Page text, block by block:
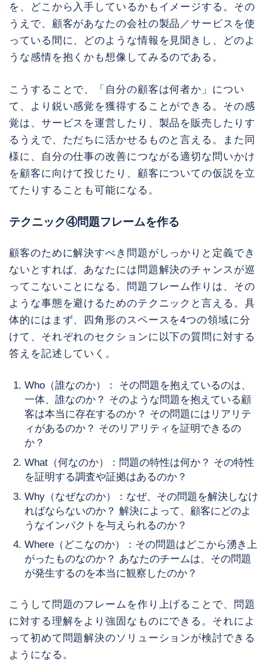
を、どこから入手しているかもイメージする。その
うえで、顧客があなたの会社の製品／サービスを使
っている間に、どのような情報を見聞きし、どのよ
うな感情を抱くかも想像してみるのである。
こうすることで、「自分の顧客は何者か」につい
て、より鋭い感覚を獲得することができる。その感
覚は、サービスを運営したり、製品を販売したりす
るうえで、ただちに活かせるものと言える。また同
様に、自分の仕事の改善につながる適切な問いかけ
を顧客に向けて投じたり、顧客についての仮説を立
てたりすることも可能になる。
テクニック④問題フレームを作る
顧客のために解決すべき問題がしっかりと定義でき
ないとすれば、あなたには問題解決のチャンスが巡
ってこないことになる。問題フレーム作りは、その
ような事態を避けるためのテクニックと言える。具
体的にはまず、四角形のスペースを4つの領域に分
けて、それぞれのセクションに以下の質問に対する
答えを記述していく。
Who（誰なのか）： その問題を抱えているのは、
一体、誰なのか？ そのような問題を抱えている顧
客は本当に存在するのか？ その問題にはリアリテ
ィがあるのか？ そのリアリティを証明できるの
か？
What（何なのか）：問題の特性は何か？ その特性
を証明する調査や証拠はあるのか？
Why（なぜなのか）：なぜ、その問題を解決しなけ
ればならないのか？ 解決によって、顧客にどのよ
うなインパクトを与えられるのか？
Where（どこなのか）：その問題はどこから湧き上
がったものなのか？ あなたのチームは、その問題
が発生するのを本当に観察したのか？
こうして問題のフレームを作り上げることで、問題
に対する理解をより強固なものにできる。それによ
って初めて問題解決のソリューションが検討できる
ようになる。